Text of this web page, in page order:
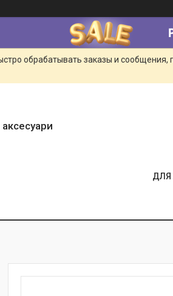
обрабатывать заказы и
ДЛЯ